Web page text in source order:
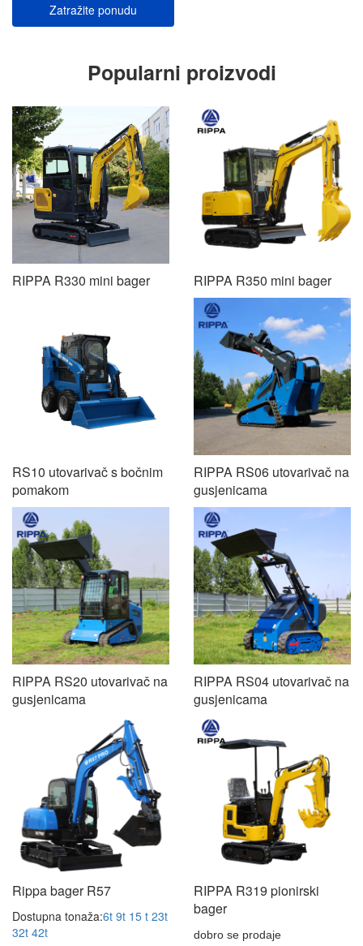
Zatražite ponudu
Popularni proizvodi
RIPPA R330 mini bager RIPPA R350 mini bager
RS10 utovarivač s bočnim
pomakom
RIPPA RS06 utovarivač na
gusjenicama
RIPPA RS20 utovarivač na
gusjenicama
RIPPA RS04 utovarivač na
gusjenicama
Rippa bager R57
Dostupna tonaža:6t 9t 15 t 23t
32t 42t
RIPPA R319 pionirski
bager
dobro se prodaje